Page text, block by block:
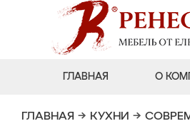
ГЛАВНАЯ О
ГЛАВНАЯ → КУХНИ →